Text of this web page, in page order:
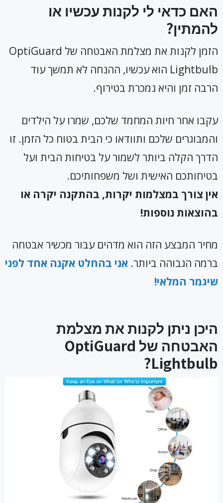
האם כדאי לי לקנות עכשיו או
להמתין?
הזמן לקנות את מצלמת האבטחה של OptiGuard
Lightbulb הוא עכשיו, ההנחה לא תמשך עוד
הרבה זמן והיא נמכרת בטירוף.
עקבו אחר חיות המחמד שלכם, שמרו על הילדים
והמבוגרים שלכם ותוודאו כי הבית בטוח כל הזמן. זו
הדרך הקלה ביותר לשמור על בטיחות הבית ועל
בטיחותכם האישית ושל משפחותיכם.
אין צורך במצלמות יקרות, בהתקנה יקרה או
בהוצאות נוספות!
מחיר המבצע הזה הוא מדהים עבור מכשיר אבטחה
ברמה הגבוהה ביותר. אני בהחלט אקנה אחד לפני
שיגמר המלאי!
היכן ניתן לקנות את מצלמת
האבטחה של OptiGuard
Lightbulb?